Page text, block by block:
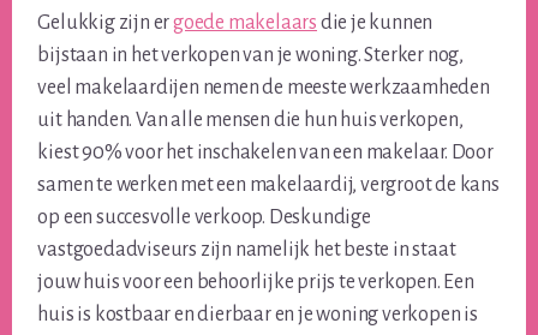
Gelukkig zijn ergoede makelaars die je kunnen
bijstaan in het verkopen van je woning. Sterker nog,
veel makelaardijen nemen de meeste werkzaamheden
uit handen. Van alle mensen die hun huis verkopen,
kiest 90% voor het inschakelen van een makelaar. Door
samen te werken met een makelaardij, vergroot de kans
op een succesvolle verkoop. Deskundige
vastgoedadviseurs zijn namelijk het beste in staat
jouw huis voor een behoorlijke prijs te verkopen. Een
huis is kostbaar en dierbaar en je woning verkopen is